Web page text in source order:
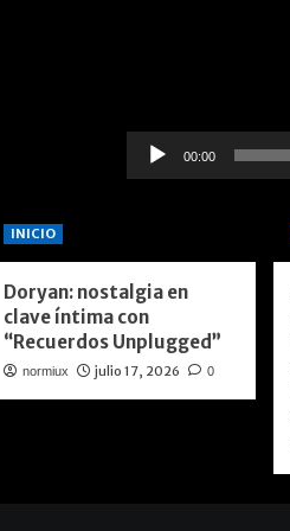
00:00
INICIO
Doryan: nostalgia en
clave íntima con
“Recuerdos Unplugged”
normiux julio 17, 2026 0